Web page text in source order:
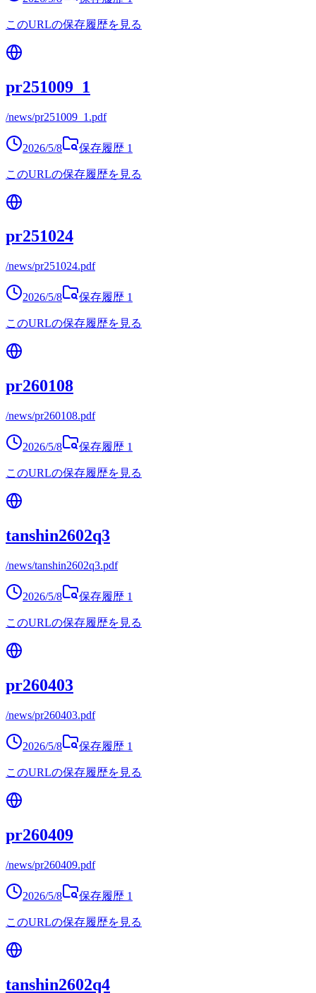
このURLの保存履歴を見る
pr251009_1
/news/pr251009_1.pdf
2026/5/8 保存履歴 1
このURLの保存履歴を見る
pr251024
/news/pr251024.pdf
2026/5/8 保存履歴 1
このURLの保存履歴を見る
pr260108
/news/pr260108.pdf
2026/5/8 保存履歴 1
このURLの保存履歴を見る
tanshin2602q3
/news/tanshin2602q3.pdf
2026/5/8 保存履歴 1
このURLの保存履歴を見る
pr260403
/news/pr260403.pdf
2026/5/8 保存履歴 1
このURLの保存履歴を見る
pr260409
/news/pr260409.pdf
2026/5/8 保存履歴 1
このURLの保存履歴を見る
tanshin2602q4